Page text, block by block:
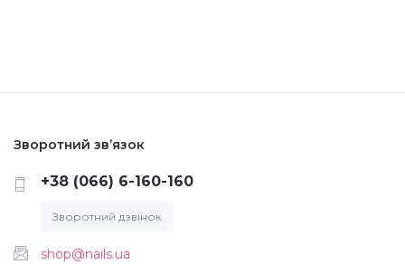
Каміфубукі (конфетті)
Слюда
Брокат
Зворотний зв’язок
+38 (066) 6-160-160
Зворотний дзвінок
shop@nails.ua